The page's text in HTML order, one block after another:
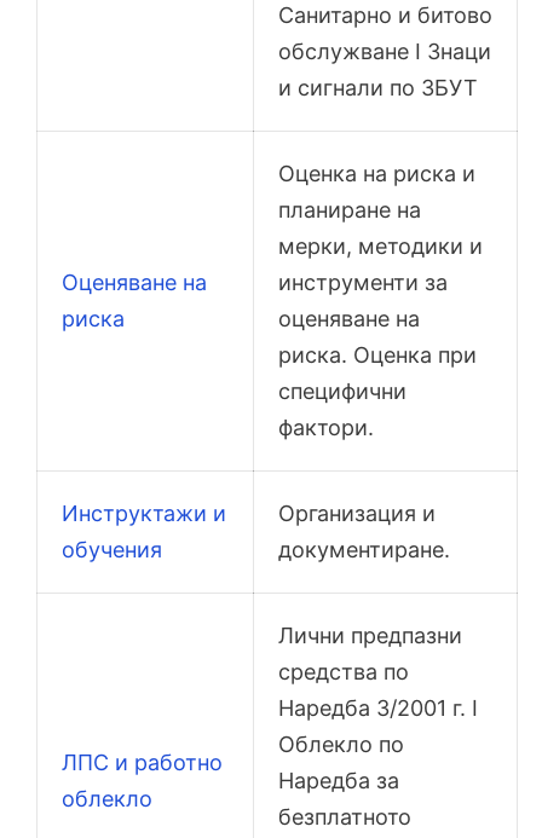
Санитарно и битово
обслужване I Знаци
и сигнали по ЗБУТ
Оценяване на
риска
Оценка на риска и
планиране на
мерки, методики и
инструменти за
оценяване на
риска. Оценка при
специфични
фактори.
Инструктажи и
обучения
Организация и
документиране.
ЛПС и работно
облекло
Лични предпазни
средства по
Наредба 3/2001 г. I
Облекло по
Наредба за
безплатното